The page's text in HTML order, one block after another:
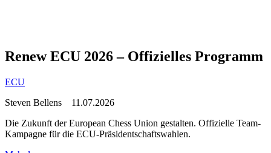
Renew ECU 2026 – Offizielles Programm
ECU
Steven Bellens 11.07.2026
Die Zukunft der European Chess Union gestalten. Offizielle Team-
Kampagne für die ECU-Präsidentschaftswahlen.